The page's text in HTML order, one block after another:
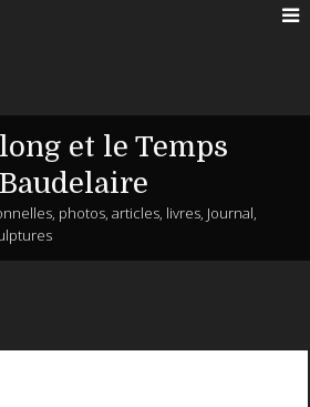
et le Temps
photos, articles, livres, Journal,